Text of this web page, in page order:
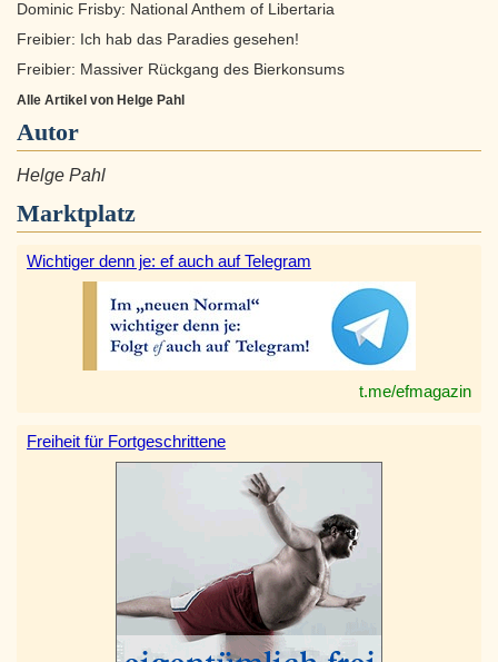
Dominic Frisby: National Anthem of Libertaria
Freibier: Ich hab das Paradies gesehen!
Freibier: Massiver Rückgang des Bierkonsums
Alle Artikel von Helge Pahl
Autor
Helge Pahl
Marktplatz
Wichtiger denn je: ef auch auf Telegram
t.me/efmagazin
Freiheit für Fortgeschrittene